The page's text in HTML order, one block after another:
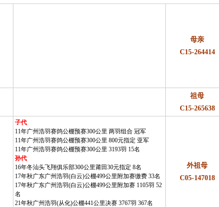
母亲
C15-264414
祖母
C15-265638
子代
11年广州浩羽赛鸽公棚预赛300公里 两羽组合 冠军
11年广州浩羽赛鸽公棚预赛300公里 800元指定 亚军
11年广州浩羽赛鸽公棚预赛300公里 3193羽 15名
孙代
16年冬汕头飞翔俱乐部300公里莆田30元指定 8名
17年秋广东广州浩羽(白云)公棚499公里附加赛缴费 33名
17年秋广东广州浩羽(白云)公棚499公里附加赛 1105羽 52
名
21年秋广州浩羽(从化)公棚441公里决赛 3767羽 367名
外祖母
C05-147018